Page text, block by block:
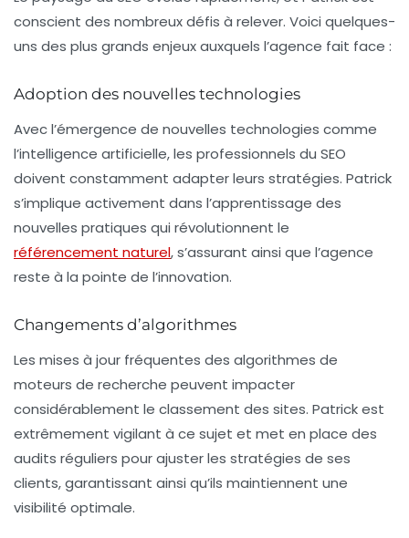
conscient des nombreux défis à relever. Voici quelques-
uns des plus grands enjeux auxquels l’agence fait face :
Adoption des nouvelles technologies
Avec l’émergence de nouvelles technologies comme
l’intelligence artificielle, les professionnels du SEO
doivent constamment adapter leurs stratégies. Patrick
s’implique activement dans l’apprentissage des
nouvelles pratiques qui révolutionnent le
référencement naturel, s’assurant ainsi que l’agence
reste à la pointe de l’innovation.
Changements d’algorithmes
Les mises à jour fréquentes des algorithmes de
moteurs de recherche peuvent impacter
considérablement le classement des sites. Patrick est
extrêmement vigilant à ce sujet et met en place des
audits réguliers pour ajuster les stratégies de ses
clients, garantissant ainsi qu’ils maintiennent une
visibilité optimale.